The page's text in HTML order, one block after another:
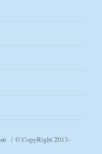
© CopyRight 2013-